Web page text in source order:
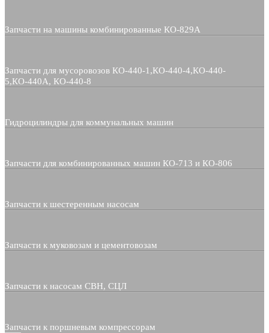
Запчасти на машины комбинированные КО-829А
Запчасти для мусоровозов КО-440-1,КО-440-4,КО-440-
5,КО-440А, КО-440-8
Гидроцилиндры для коммунальных машин
Запчасти для комбинированных машин КО-713 и КО-806
Запчасти к шестеренным насосам
Запчасти к муковозам и цементовозам
Запчасти к насосам СВН, СЦЛ
Запчасти к поршневым компрессорам